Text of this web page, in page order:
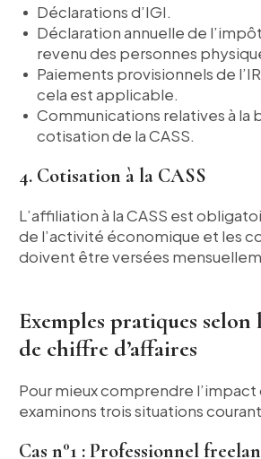
Déclarations d’IGI.
Déclaration annuelle de
revenu des personnes
Paiements provisionnels de
cela est applicable.
Communications relatives à la
cotisation de la CASS.
4. Cotisation à la CASS
L’affiliation à la CASS est
de l’activité économique et les
doivent être versées
Exemples pratiques selon
de chiffre d’affaires
Pour mieux comprendre
examinons trois situations
Cas n°1 : Professionnel